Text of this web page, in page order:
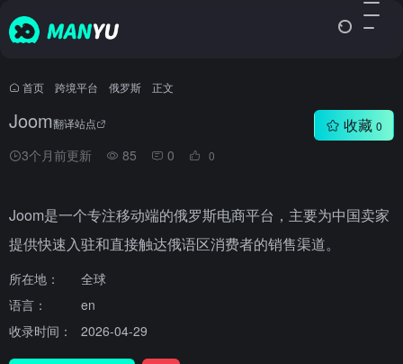
首页 跨境平台 俄罗斯 正文
Joom翻译站点
3个月前更新 85 0 0
收藏 0
Joom是一个专注移动端的俄罗斯电商平台，主要为中国卖家
提供快速入驻和直接触达俄语区消费者的销售渠道。
所在地：
全球
语言：
en
收录时间：
2026-04-29